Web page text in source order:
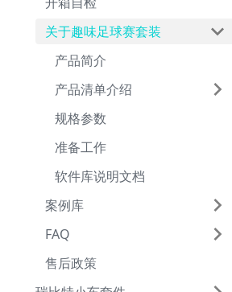
关于趣味足球赛套装
产品简介
产品清单介绍
规格参数
准备工作
软件库说明文档
案例库
FAQ
售后政策